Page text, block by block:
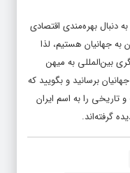
دنبال بهره‌مندی اقتصادی
به جهانیان هستیم، لذا
بین‌المللی به میهن
برسانید و بگویید که
را به اسم ایران
گرفته‌اند.